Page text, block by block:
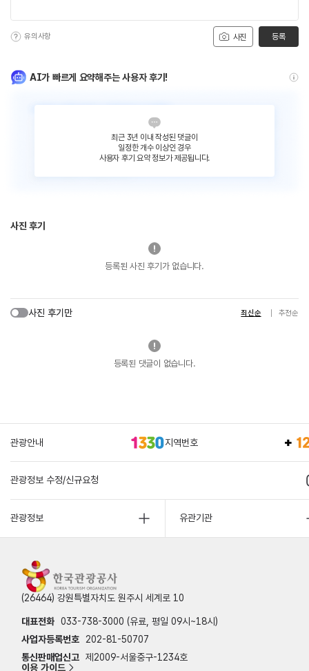
사진
유의사항 등록
AI가 빠르게 요약해주는 사용자 후기!
최근 3년 이내 작성된 댓글이
일정한 개수 이상인 경우
사용자 후기 요약 정보가 제공됩니다.
사진 후기
등록된 사진 후기가 없습니다.
사진 후기만 최신순 추천순
등록된 댓글이 없습니다.
관광안내 지역번호
관광정보 수정/신규요청
관광정보 유관기관
(26464) 강원특별자치도 원주시 세계로 10
대표전화 033-738-3000 (유료, 평일 09시~18시)
사업자등록번호
202-81-50707
통신판매업신고 제2009-서울중구-1234호
이용 가이드